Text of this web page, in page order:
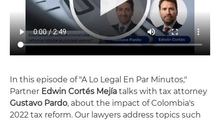
In this episode of "A Lo Legal En Par Minutos,"
Partner Edwin Cortés Mejía talks with tax attorney
Gustavo Pardo, about the impact of Colombia's
2022 tax reform. Our lawyers address topics such